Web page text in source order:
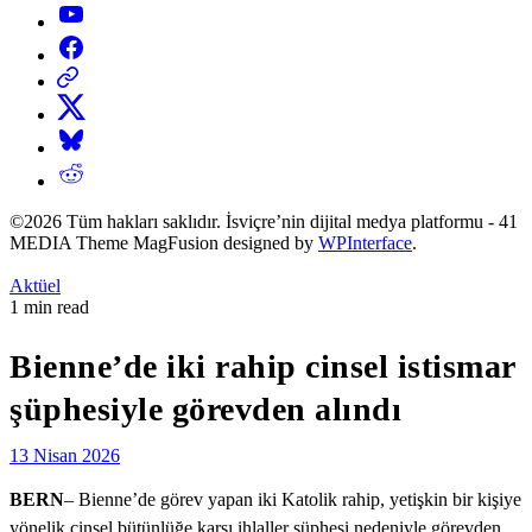
YouTube
Facebook
Threads
X
Bluesky
Reddit
©2026 Tüm hakları saklıdır. İsviçre’nin dijital medya platformu - 41
MEDIA Theme MagFusion designed by WPInterface.
Posted
in
Aktüel
Estimated
1 min read
Bienne’de iki rahip cinsel istismar
şüphesiyle görevden alındı
13 Nisan 2026
BERN– Bienne’de görev yapan iki Katolik rahip, yetişkin bir kişiye
yönelik cinsel bütünlüğe karşı ihlaller şüphesi nedeniyle görevden